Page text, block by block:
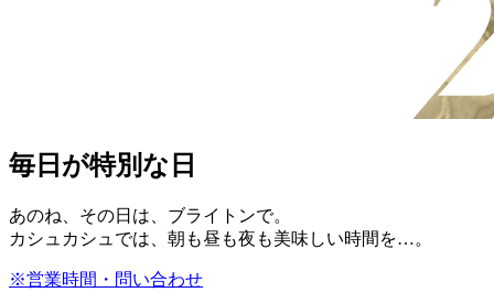
毎日が特別な日
あのね、その日は、ブライトンで。
カシュカシュでは、朝も昼も夜も美味しい時間を…。
※営業時間・問い合わせ